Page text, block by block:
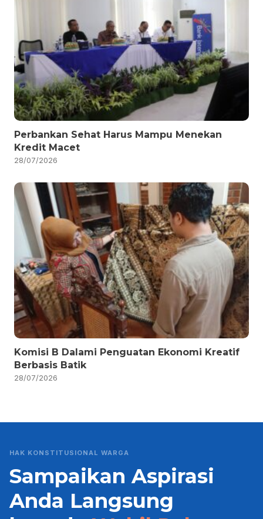
Perbankan Sehat Harus Mampu Menekan
Kredit Macet
28/07/2026
Komisi B Dalami Penguatan Ekonomi Kreatif
Berbasis Batik
28/07/2026
HAK KONSTITUSIONAL WARGA
Sampaikan Aspirasi
Anda Langsung